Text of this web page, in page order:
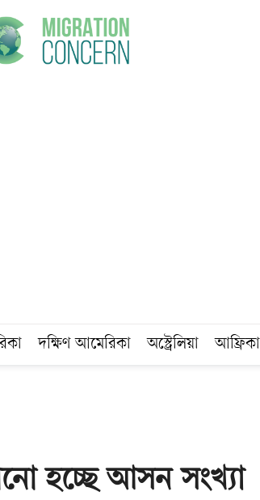
দক্ষিণ আমেরিকা অস্ট্রেলিয়া আফ্রিকা
হচ্ছে আসন সংখ্যা